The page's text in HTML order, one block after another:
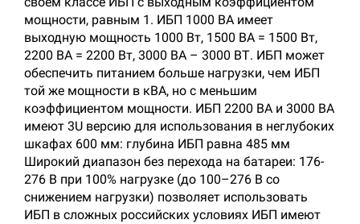
мощности, равным 1. ИБП 1000 ВА имеет
выходную мощность 1000 Вт, 1500 ВА = 1500 Вт,
2200 ВА = 2200 Вт, 3000 ВА – 3000 ВТ. ИБП может
обеспечить питанием больше нагрузки, чем ИБП
той же мощности в кВА, но с меньшим
коэффициентом мощности. ИБП 2200 ВА и 3000 ВА
имеют 3U версию для использования в неглубоких
шкафах 600 мм: глубина ИБП равна 485 мм
Широкий диапазон без перехода на батареи: 176-
276 В при 100% нагрузке (до 100–276 В со
снижением нагрузки) позволяет использовать
ИБП в сложных российских условиях ИБП имеют